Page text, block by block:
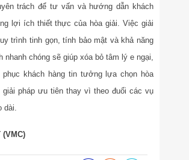
trách để tư vấn và hướng dẫn khách
lợi ích thiết thực của hòa giải. Việc giải
trình tinh gọn, tính bảo mật và khả năng
nhanh chóng sẽ giúp xóa bỏ tâm lý e ngại,
khách hàng tin tưởng lựa chọn hòa
giải pháp ưu tiên thay vì theo đuổi các vụ
dài.
(VMC)